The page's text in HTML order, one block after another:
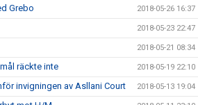
Grebo 2018-05-26 16:37
2018-05-23 22:47
2018-05-21 08:34
räckte inte 2018-05-19 22:10
invigningen av Asllani Court 2018-05-13 19:04